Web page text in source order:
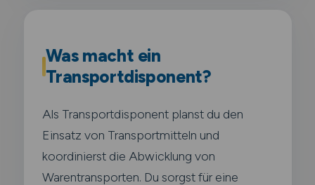
Was macht ein
Transportdisponent?
Als Transportdisponent planst du den
Einsatz von Transportmitteln und
koordinierst die Abwicklung von
Warentransporten. Du sorgst für eine